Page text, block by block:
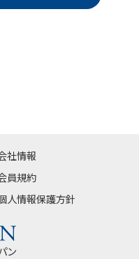
社情報
員規約
人情報保護方針
ン